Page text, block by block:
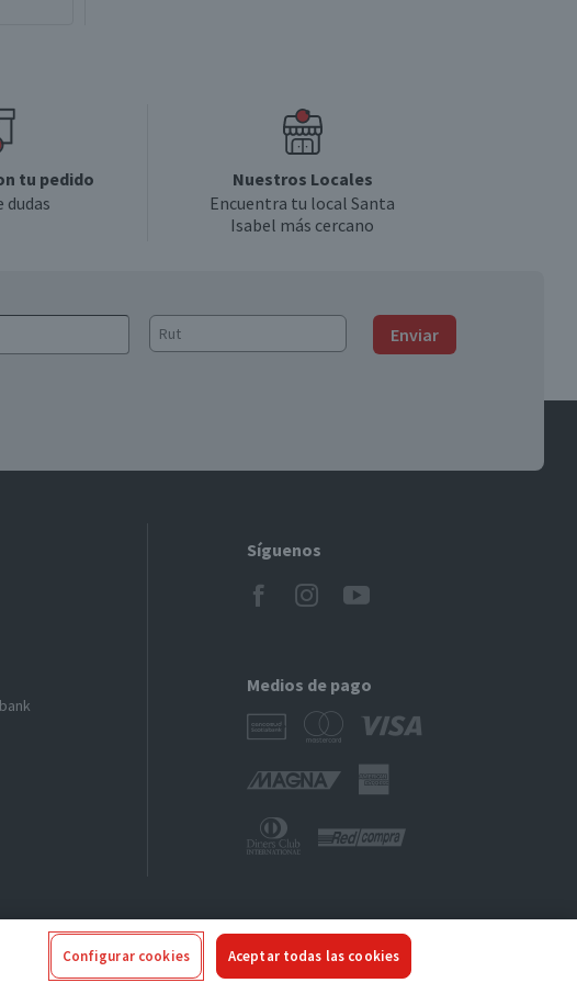
tu pedido
dudas
Nuestros Locales
Encuentra tu local Santa
Isabel más cercano
Enviar
Síguenos
Medios de pago
y Privacidad |
Configurar cookies Aceptar todas las cookies